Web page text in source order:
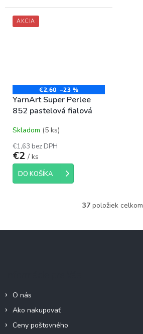
AKCIA
€2,60 –23 %
YarnArt Super Perlee
852 pastelová fialová
Skladom (5 ks)
€1,63 bez DPH
€2 / ks
DO KOŠÍKA
O
l
37položiek celkom
O nás
Ako nakupovať
Ceny poštovného